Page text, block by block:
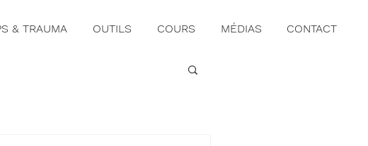
& TRAUMA OUTILS COURS MÉDIAS CONTACT